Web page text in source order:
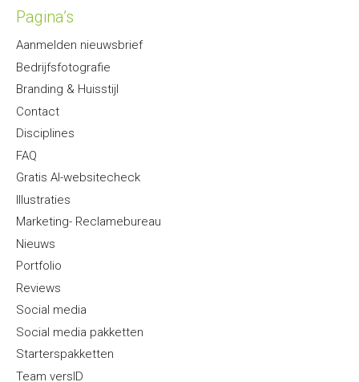
Pagina’s
Aanmelden nieuwsbrief
Bedrijfsfotografie
Branding & Huisstijl
Contact
Disciplines
FAQ
Gratis AI-websitecheck
Illustraties
Marketing- Reclamebureau
Nieuws
Portfolio
Reviews
Social media
Social media pakketten
Starterspakketten
Team versID